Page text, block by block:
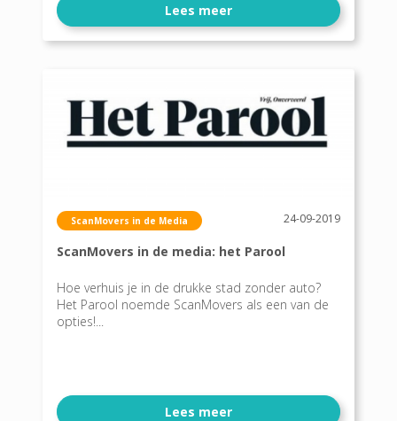
Lees meer
ScanMovers in de Media 24-09-2019
ScanMovers in de media: het Parool
Hoe verhuis je in de drukke stad zonder auto?
Het Parool noemde ScanMovers als een van de
opties!...
Lees meer